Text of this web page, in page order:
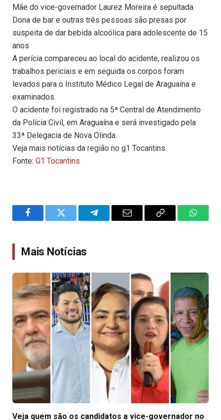
Mãe do vice-governador Laurez Moreira é sepultada
Dona de bar e outras três pessoas são presas por
suspeita de dar bebida alcoólica para adolescente de 15
anos
A perícia compareceu ao local do acidente, realizou os
trabalhos periciais e em seguida os corpos foram
levados para o Instituto Médico Legal de Araguaína e
examinados.
O acidente foi registrado na 5ª Central de Atendimento
da Polícia Civil, em Araguaína e será investigado pela
33ª Delegacia de Nova Olinda.
Veja mais notícias da região no g1 Tocantins.
Fonte: G1 Tocantins
FacebookTwitter TelegramEmail
Copy
Mais Notícias
Veja quem são os candidatos a vice-governador no